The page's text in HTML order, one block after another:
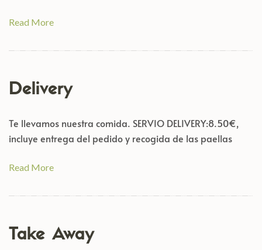
Read More
Delivery
Te llevamos nuestra comida. SERVIO DELIVERY:8.50€,
incluye entrega del pedido y recogida de las paellas
Read More
Take Away